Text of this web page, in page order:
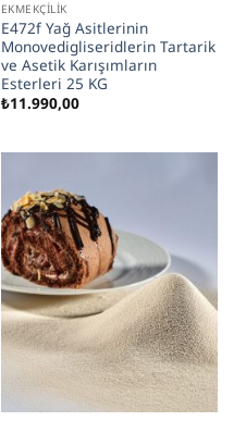
EKMEKÇILIK
E472f Yağ Asitlerinin
Monovedigliseridlerin Tartarik
ve Asetik Karışımların
Esterleri 25 KG
₺11.990,00